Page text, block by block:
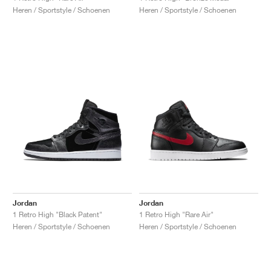
Heren / Sportstyle / Schoenen
Heren / Sportstyle / Schoenen
Jordan
1 Retro High "Black Patent"
Heren / Sportstyle / Schoenen
Jordan
1 Retro High "Rare Air"
Heren / Sportstyle / Schoenen